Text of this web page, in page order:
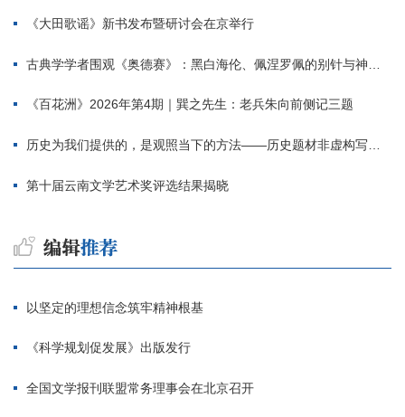
《大田歌谣》新书发布暨研讨会在京举行
古典学学者围观《奥德赛》：黑白海伦、佩涅罗佩的别针与神秘入侵者
《百花洲》2026年第4期｜巽之先生：老兵朱向前侧记三题
历史为我们提供的，是观照当下的方法——历史题材非虚构写作多人谈
第十届云南文学艺术奖评选结果揭晓
以坚定的理想信念筑牢精神根基
《科学规划促发展》出版发行
全国文学报刊联盟常务理事会在北京召开